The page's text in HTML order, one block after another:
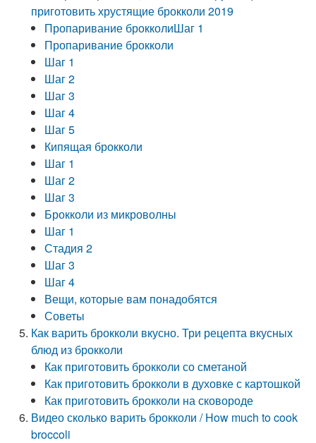
приготовить хрустящие брокколи 2019
Пропаривание брокколиШаг 1
Пропаривание брокколи
Шаг 1
Шаг 2
Шаг 3
Шаг 4
Шаг 5
Кипящая брокколи
Шаг 1
Шаг 2
Шаг 3
Брокколи из микроволны
Шаг 1
Стадия 2
Шаг 3
Шаг 4
Вещи, которые вам понадобятся
Советы
Как варить брокколи вкусно. Три рецепта вкусных
блюд из брокколи
Как приготовить брокколи со сметаной
Как приготовить брокколи в духовке с картошкой
Как приготовить брокколи на сковороде
Видео сколько варить брокколи / How much to cook
broccoli